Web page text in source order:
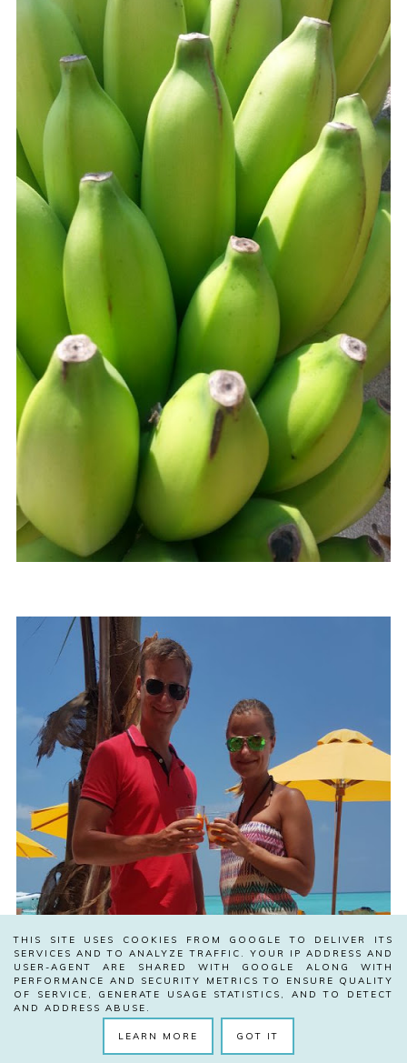
THIS SITE USES COOKIES FROM GOOGLE TO DELIVER ITS
SERVICES AND TO ANALYZE TRAFFIC. YOUR IP ADDRESS AND
USER-AGENT ARE SHARED WITH GOOGLE ALONG WITH
PERFORMANCE AND SECURITY METRICS TO ENSURE QUALITY
OF SERVICE, GENERATE USAGE STATISTICS, AND TO DETECT
AND ADDRESS ABUSE.
LEARN MORE GOT IT